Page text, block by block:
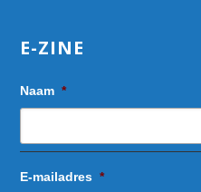
E-ZINE
Naam *
E-mailadres *